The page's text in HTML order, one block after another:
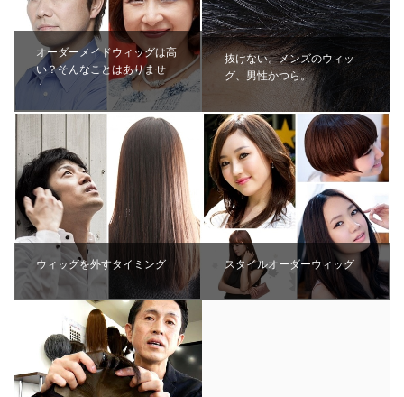
オーダーメイドウィッグは高
い？そんなことはありませ
ん。
抜けない。メンズのウィッ
グ、男性かつら。
ウィッグを外すタイミング スタイルオーダーウィッグ